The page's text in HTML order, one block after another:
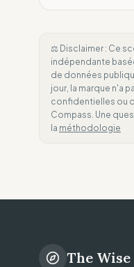
⚖️ Disclaimer : Ce
indépendante
de données
jour, la marque n'a
confidentielles ou
Compass. Une
la méthodologie
The Wise